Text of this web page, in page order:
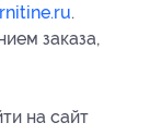
.
заказа,
на сайт